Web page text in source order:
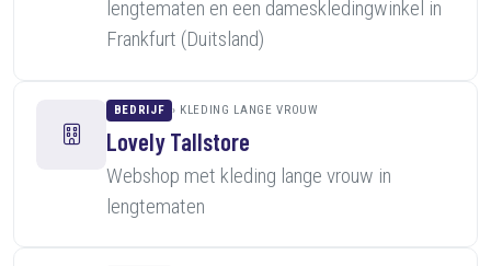
lengtematen en een dameskledingwinkel in
Frankfurt (Duitsland)
BEDRIJF KLEDING LANGE VROUW
Lovely Tallstore
Webshop met kleding lange vrouw in
lengtematen